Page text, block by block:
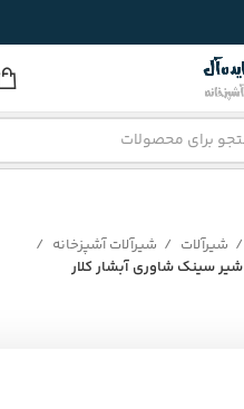
شیرآلات
شیرآلات آشپزخانه
شیر سینک شاوری آبشار کلار